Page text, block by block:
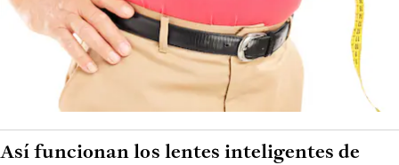
Así funcionan los lentes inteligentes de